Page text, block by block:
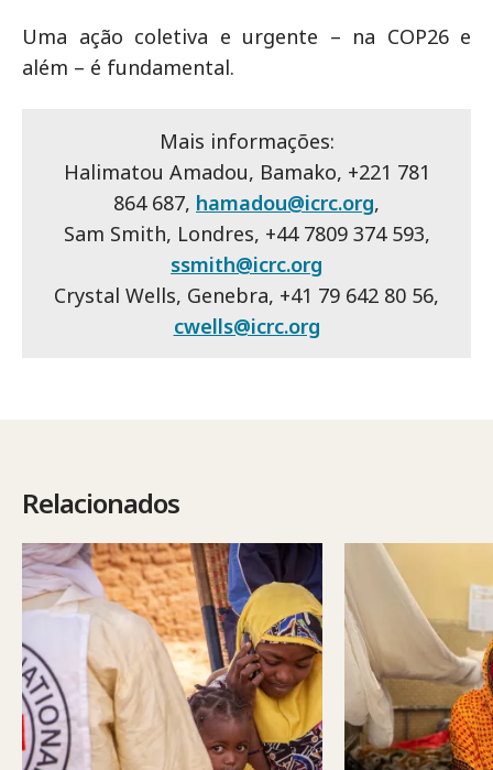
Uma ação coletiva e urgente – na COP26 e
além – é fundamental.
Mais informações:
Halimatou Amadou, Bamako, +221 781
864 687, hamadou@icrc.org,
Sam Smith, Londres, +44 7809 374 593,
ssmith@icrc.org
Crystal Wells, Genebra, +41 79 642 80 56,
cwells@icrc.org
Relacionados